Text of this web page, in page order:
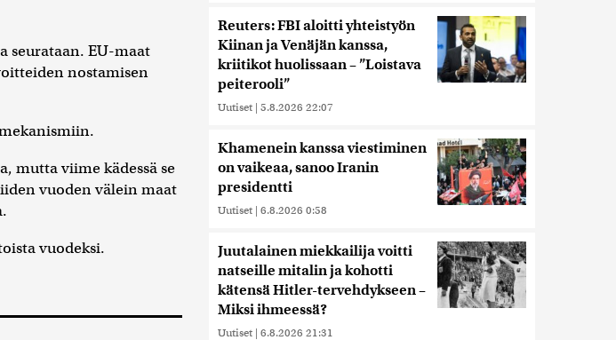
seurataan. EU-maat
nostamisen
mutta viime kädessä se
vuoden välein maat
vuodeksi.
Reuters: FBI aloitti yhteistyön
Kiinan ja Venäjän kanssa,
kriitikot huolissaan – ”Loistava
peiterooli”
Uutiset | 5.8.2026 22:07
Khamenein kanssa viestiminen
on vaikeaa, sanoo Iranin
presidentti
Uutiset | 6.8.2026 0:58
Juutalainen miekkailija voitti
natseille mitalin ja kohotti
kätensä Hitler-tervehdykseen –
Miksi ihmeessä?
Uutiset | 6.8.2026 21:31